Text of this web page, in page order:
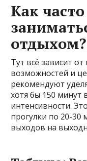
Как
отдыхом?
Тут всё зависит
возможностей и
рекомендуют
хотя бы 150 минут
интенсивности.
прогулки по 20-30
выходов на